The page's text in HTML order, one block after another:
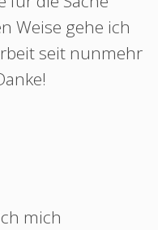
Weise gehe ich
seit nunmehr
mich